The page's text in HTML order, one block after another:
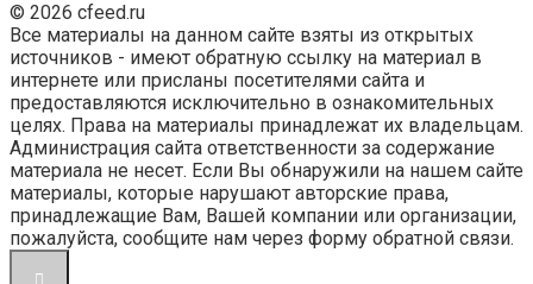
© 2026 cfeed.ru
Все материалы на данном сайте взяты из открытых
источников - имеют обратную ссылку на материал в
интернете или присланы посетителями сайта и
предоставляются исключительно в ознакомительных
целях. Права на материалы принадлежат их владельцам.
Администрация сайта ответственности за содержание
материала не несет. Если Вы обнаружили на нашем сайте
материалы, которые нарушают авторские права,
принадлежащие Вам, Вашей компании или организации,
пожалуйста, сообщите нам через форму обратной связи.